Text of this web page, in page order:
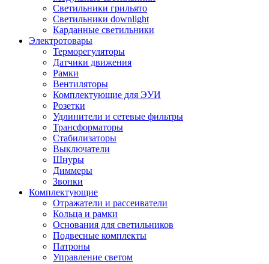
Светильники грильято
Светильники downlight
Карданные светильники
Электротовары
Терморегуляторы
Датчики движения
Рамки
Вентиляторы
Комплектующие для ЭУИ
Розетки
Удлинители и сетевые фильтры
Трансформаторы
Стабилизаторы
Выключатели
Шнуры
Диммеры
Звонки
Комплектующие
Отражатели и рассеиватели
Кольца и рамки
Основания для светильников
Подвесные комплекты
Патроны
Управление светом